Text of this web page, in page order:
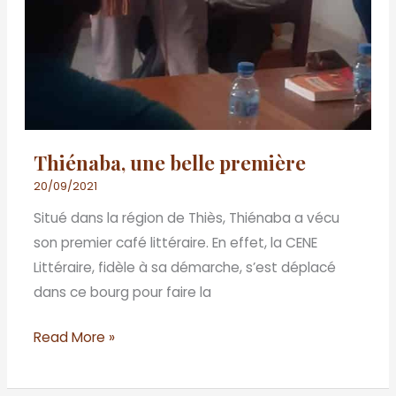
Thiénaba, une belle première
20/09/2021
Situé dans la région de Thiès, Thiénaba a vécu
son premier café littéraire. En effet, la CENE
Littéraire, fidèle à sa démarche, s’est déplacé
dans ce bourg pour faire la
Read More »